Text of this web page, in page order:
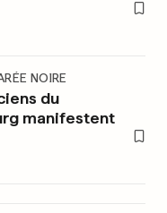
NOIRE
du
manifestent